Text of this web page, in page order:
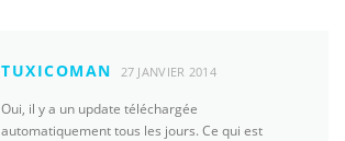
TUXICOMAN 27 JANVIER 2014
Oui, il y a un update téléchargée
automatiquement tous les jours. Ce qui est